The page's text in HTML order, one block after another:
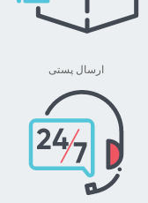
ارسال پستی